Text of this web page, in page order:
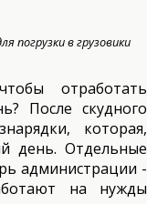
погрузки в грузовики
отработать
После скудного
которая,
день. Отдельные
администрации -
на нужды